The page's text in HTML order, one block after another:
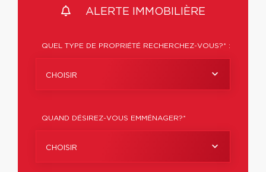
ALERTE IMMOBILIÈRE
QUEL TYPE DE PROPRIÉTÉ RECHERCHEZ-VOUS?* :
CHOISIR
QUAND DÉSIREZ-VOUS EMMÉNAGER?*
CHOISIR